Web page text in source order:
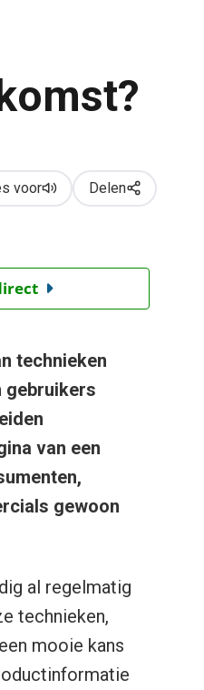
voor Delen
technieken
gebruikers
van een
gewoon
al regelmatig
technieken,
mooie kans